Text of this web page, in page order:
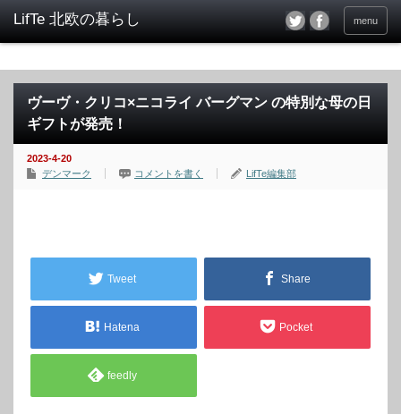
menu
ヴーヴ・クリコ×ニコライ バーグマン の特別な母の日
ギフトが発売！
2023-4-20
デンマーク
コメントを書く LifTe編集部
Tweet Share
Hatena Pocket
feedly